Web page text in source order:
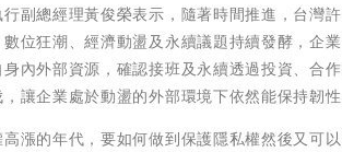
副總經理黃俊榮表示，隨著時間推進，台灣
位狂潮、經濟動盪及永續議題持續發酵，企
內外部資源，確認接班及永續透過投資、合
讓企業處於動盪的外部環境下依然能保持韌性
漲的年代，要如何做到保護隱私權然後又可